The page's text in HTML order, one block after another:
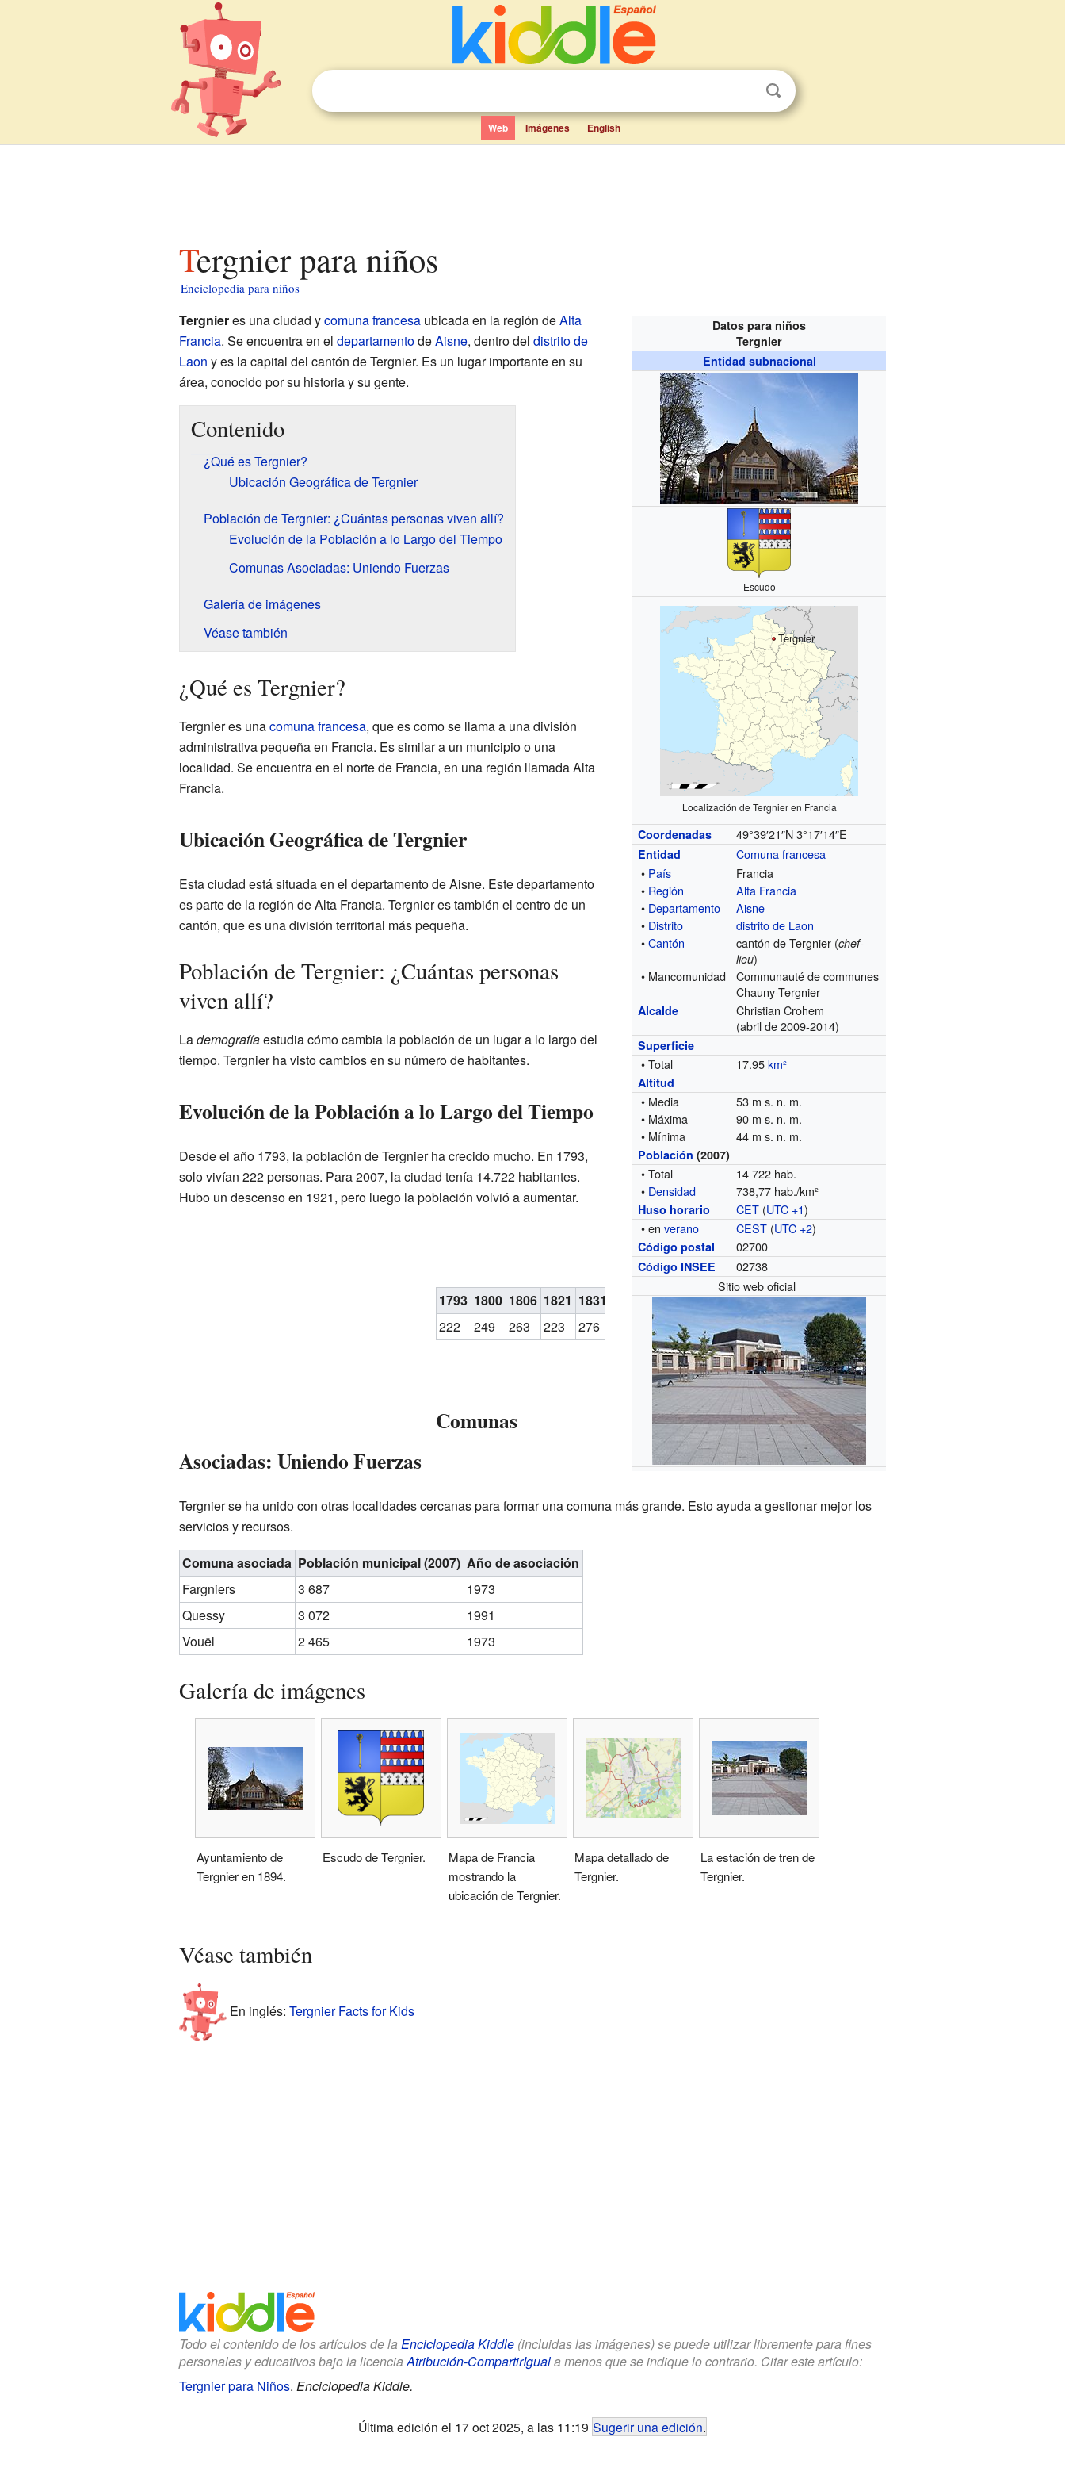
Web Imágenes English
Tergnier para niños
Enciclopedia para niños
Datos para niños
Tergnier
Entidad subnacional
Escudo
Tergnier
Localización de Tergnier en Francia
Coordenadas 49°39′21″N 3°17′14″E
Entidad
Comuna francesa
• País
Francia
• Región
Alta Francia
• Departamento
Aisne
• Distrito
distrito de Laon
•Cantón cantón de Tergnier (chef-
lieu)
• Mancomunidad
Communauté de communes
Chauny-Tergnier
Alcalde
Christian Crohem
(abril de 2009-2014)
Superficie
• Total 17.95km²
Altitud
• Media
53 m s. n. m.
• Máxima
90 m s. n. m.
• Mínima
44 m s. n. m.
Población (2007)
• Total
14 722 hab.
• Densidad 738,77 hab./km²
Huso horario CET (UTC +1)
• enverano CEST (UTC +2)
Código postal 02700
Código INSEE
02738
Sitio web oficial
Tergnieres una ciudad ycomuna francesaubicada en la región deAlta
Francia. Se encuentra en el departamentodeAisne, dentro del distrito de
Laon y es la capital del cantón de Tergnier. Es un lugar importante en su
área, conocido por su historia y su gente.
Contenido
¿Qué es Tergnier?
Ubicación Geográfica de Tergnier
Población de Tergnier: ¿Cuántas personas viven allí?
Evolución de la Población a lo Largo del Tiempo
Comunas Asociadas: Uniendo Fuerzas
Galería de imágenes
Véase también
¿Qué es Tergnier?
Tergnier es unacomuna francesa, que es como se llama a una división
administrativa pequeña en Francia. Es similar a un municipio o una
localidad. Se encuentra en el norte de Francia, en una región llamada Alta
Francia.
Ubicación Geográfica de Tergnier
Esta ciudad está situada en el departamento de Aisne. Este departamento
es parte de la región de Alta Francia. Tergnier es también el centro de un
cantón, que es una división territorial más pequeña.
Población de Tergnier: ¿Cuántas personas
viven allí?
Lademografíaestudia cómo cambia la población de un lugar a lo largo del
tiempo. Tergnier ha visto cambios en su número de habitantes.
Evolución de la Población a lo Largo del Tiempo
Desde el año 1793, la población de Tergnier ha crecido mucho. En 1793,
solo vivían 222 personas. Para 2007, la ciudad tenía 14.722 habitantes.
Hubo un descenso en 1921, pero luego la población volvió a aumentar.
1793 1800 1806 1821 1831 1836 1846 1851 1856 1861 1866 1872 1876
222
249 263 223 276 273 304 862 1 235 1 806 2 572
Comunas
Asociadas: Uniendo Fuerzas
Tergnier se ha unido con otras localidades cercanas para formar una comuna más grande. Esto ayuda a gestionar mejor los
servicios y recursos.
Comuna asociada Población municipal (2007) Año de asociación
Fargniers
3 687
1973
Quessy
3 072
1991
Vouël
2 465 1973
Galería de imágenes
Ayuntamiento de
Tergnier en 1894.
Escudo de Tergnier.
Mapa de Francia
mostrando la
ubicación de Tergnier.
Mapa detallado de
Tergnier.
La estación de tren de
Tergnier.
Véase también
En inglés: Tergnier Facts for Kids
Todo el contenido de los artículos de la Enciclopedia Kiddle(incluidas las imágenes) se puede utilizar libremente para fines
personales y educativos bajo la licencia Atribución-CompartirIguala menos que se indique lo contrario. Citar este artículo:
Tergnier para Niños. Enciclopedia Kiddle.
Última edición el 17 oct 2025, a las 11:19 Sugerir una edición.